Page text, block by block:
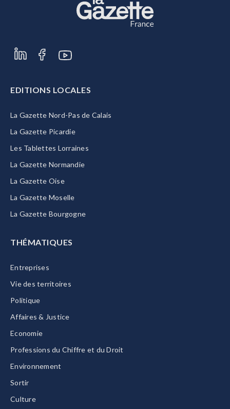
EDITIONS LOCALES
La Gazette Nord-Pas de Calais
La Gazette Picardie
Les Tablettes Lorraines
La Gazette Normandie
La Gazette Oise
La Gazette Moselle
La Gazette Bourgogne
THÉMATIQUES
Entreprises
Vie des territoires
Politique
Affaires & Justice
Economie
Professions du Chiffre et du Droit
Environnement
Sortir
Culture